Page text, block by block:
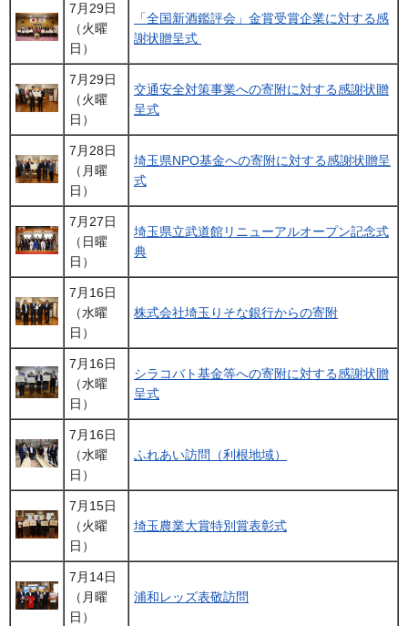
7月29日
（火曜
日）
「全国新酒鑑評会」金賞受賞企業に対する感
謝状贈呈式
7月29日
（火曜
日）
交通安全対策事業への寄附に対する感謝状贈
呈式
7月28日
（月曜
日）
埼玉県NPO基金への寄附に対する感謝状贈呈
式
7月27日
（日曜
日）
埼玉県立武道館リニューアルオープン記念式
典
7月16日
（水曜
日）
株式会社埼玉りそな銀行からの寄附
7月16日
（水曜
日）
シラコバト基金等への寄附に対する感謝状贈
呈式
7月16日
（水曜
日）
ふれあい訪問（利根地域）
7月15日
（火曜
日）
埼玉農業大賞特別賞表彰式
7月14日
（月曜
日）
浦和レッズ表敬訪問